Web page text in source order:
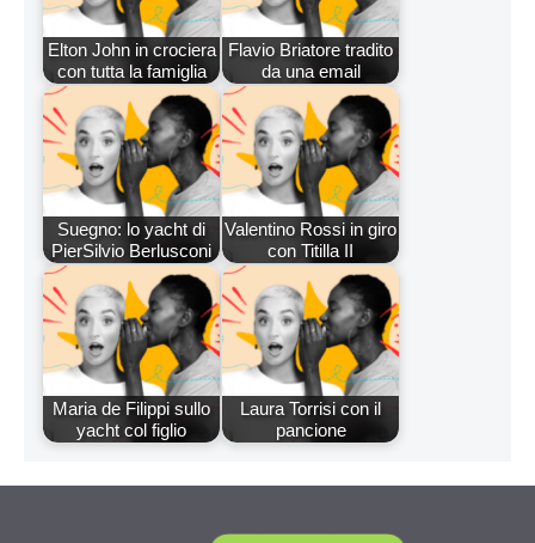
Elton John in crociera
con tutta la famiglia
Flavio Briatore tradito
da una email
Suegno: lo yacht di
PierSilvio Berlusconi
Valentino Rossi in giro
con Titilla II
Maria de Filippi sullo
yacht col figlio
Laura Torrisi con il
pancione